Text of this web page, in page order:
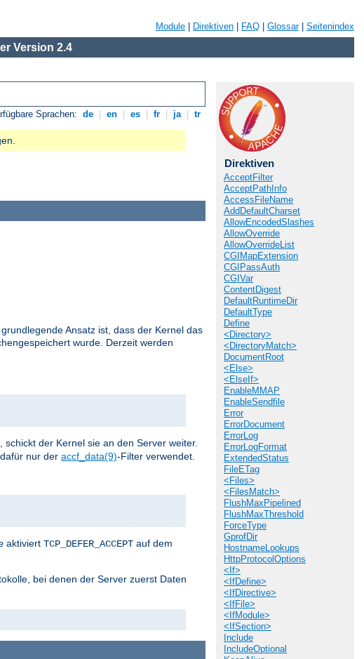
Module Direktiven FAQ Glossar| Seitenindex
Version 2.4
Sprachen: de en es fr ja tr
Direktiven
AcceptFilter
AcceptPathInfo
AccessFileName
AddDefaultCharset
AllowEncodedSlashes
AllowOverride
AllowOverrideList
CGIMapExtension
CGIPassAuth
CGIVar
ContentDigest
DefaultRuntimeDir
DefaultType
Define
<Directory>
<DirectoryMatch>
DocumentRoot
<Else>
<ElseIf>
EnableMMAP
EnableSendfile
Error
ErrorDocument
ErrorLog
ErrorLogFormat
ExtendedStatus
FileETag
<Files>
<FilesMatch>
FlushMaxPipelined
FlushMaxThreshold
ForceType
GprofDir
HostnameLookups
HttpProtocolOptions
<If>
<IfDefine>
<IfDirective>
<IfFile>
<IfModule>
<IfSection>
Include
IncludeOptional
Ansatz ist, dass der Kernel das
wurde. Derzeit werden
der Kernel sie an den Server weiter.
nur der accf_data(9)-Filter verwendet.
aktiviert TCP_DEFER_ACCEPT auf dem
bei denen der Server zuerst Daten